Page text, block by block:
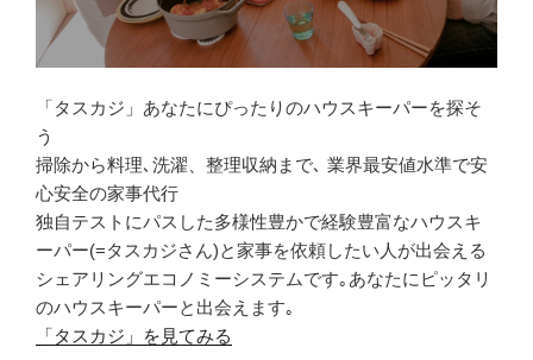
「タスカジ」あなたにぴったりのハウスキーパーを探そ
う
掃除から料理､洗濯、整理収納まで､ 業界最安値水準で安
心安全の家事代行
独自テストにパスした多様性豊かで経験豊富なハウスキ
ーパー(=タスカジさん)と家事を依頼したい人が出会える
シェアリングエコノミーシステムです｡あなたにピッタリ
のハウスキーパーと出会えます｡
「タスカジ」を見てみる